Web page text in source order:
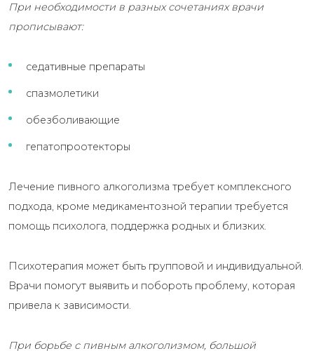
При необходимости в разных сочетаниях врачи
прописывают:
седативные препараты
спазмолетики
обезболивающие
гепатопроотекторы
Лечение пивного алкоголизма требует комплексного
подхода, кроме медикаментозной терапии требуется
помощь психолога, поддержка родных и близких.
Психотерапия может быть групповой и индивидуальной.
Врачи помогут выявить и побороть проблему, которая
привела к зависимости.
При борьбе с пивным алкоголизмом, большой